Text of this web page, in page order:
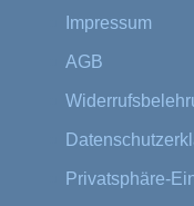
Impressum
AGB
Privatsphäre-